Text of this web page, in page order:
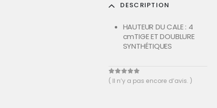
DESCRIPTION
HAUTEUR DU CALE : 4
cmTIGE ET DOUBLURE
SYNTHÉTIQUES
0out of 5
( Il n’y a pas encore d’avis. )